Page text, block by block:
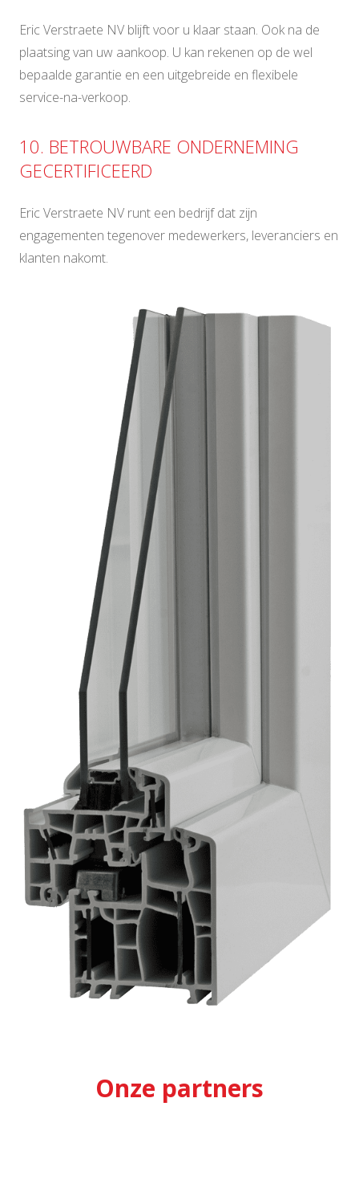
Eric Verstraete NV blijft voor u klaar staan. Ook na de
plaatsing van uw aankoop. U kan rekenen op de wel
bepaalde garantie en een uitgebreide en flexibele
service-na-verkoop.
10. BETROUWBARE ONDERNEMING
GECERTIFICEERD
Eric Verstraete NV runt een bedrijf dat zijn
engagementen tegenover medewerkers, leveranciers en
klanten nakomt.
Onze partners